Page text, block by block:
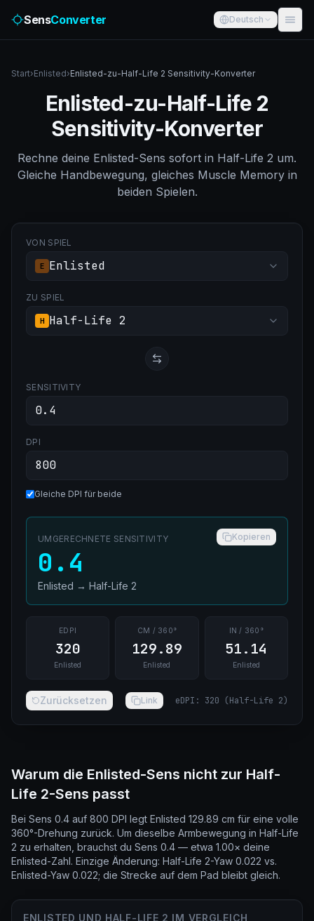
SensConverter Deutsch
Start›Enlisted›Enlisted-zu-Half-Life 2 Sensitivity-Konverter
Enlisted-zu-Half-Life 2
Sensitivity-Konverter
Rechne deine Enlisted-Sens sofort in Half-Life 2 um.
Gleiche Handbewegung, gleiches Muscle Memory in
beiden Spielen.
VON SPIEL
E Enlisted
ZU SPIEL
H Half-Life 2
SENSITIVITY
DPI
Gleiche DPI für beide
UMGERECHNETE SENSITIVITY Kopieren
0.4
Enlisted → Half-Life 2
EDPI
320
Enlisted
CM / 360°
129.89
Enlisted
IN / 360°
51.14
Enlisted
Zurücksetzen Link eDPI : 320 (Half-Life 2)
Warum die Enlisted-Sens nicht zur Half-
Life 2-Sens passt
Bei Sens 0.4 auf 800 DPI legt Enlisted 129.89 cm für eine volle
360°-Drehung zurück. Um dieselbe Armbewegung in Half-Life
2 zu erhalten, brauchst du Sens 0.4 — etwa 1.00× deine
Enlisted-Zahl. Einzige Änderung: Half-Life 2-Yaw 0.022 vs.
Enlisted-Yaw 0.022; die Strecke auf dem Pad bleibt gleich.
ENLISTED UND HALF-LIFE 2 IM VERGLEICH